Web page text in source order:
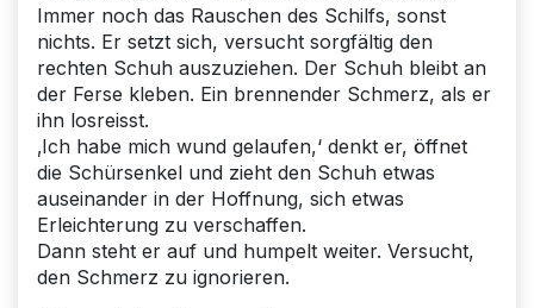
Immer noch das Rauschen des Schilfs, sonst
nichts. Er setzt sich, versucht sorgfältig den
rechten Schuh auszuziehen. Der Schuh bleibt an
der Ferse kleben. Ein brennender Schmerz, als er
ihn losreisst.
‚Ich habe mich wund gelaufen,‘ denkt er, öffnet
die Schürsenkel und zieht den Schuh etwas
auseinander in der Hoffnung, sich etwas
Erleichterung zu verschaffen.
Dann steht er auf und humpelt weiter. Versucht,
den Schmerz zu ignorieren.